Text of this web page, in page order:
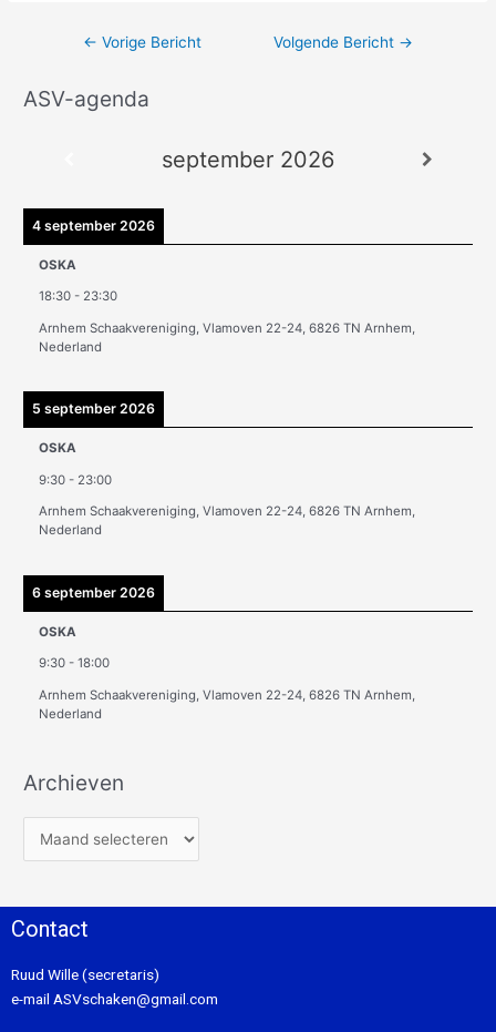
← Vorige Bericht Volgende Bericht →
ASV-agenda
september 2026
4 september 2026
OSKA
18:30 - 23:30
Arnhem Schaakvereniging, Vlamoven 22-24, 6826 TN Arnhem,
Nederland
5 september 2026
OSKA
9:30 - 23:00
Arnhem Schaakvereniging, Vlamoven 22-24, 6826 TN Arnhem,
Nederland
6 september 2026
OSKA
9:30 -18:00
Arnhem Schaakvereniging, Vlamoven 22-24, 6826 TN Arnhem,
Nederland
Archieven
A
e
Contact
Ruud Wille (secretaris)
e-mail ASVschaken@gmail.com